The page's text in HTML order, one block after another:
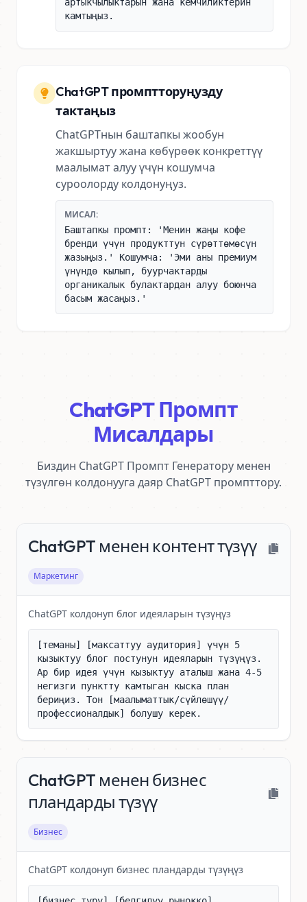
камтыңыз.
ChatGPT промптторуңузду
тактаңыз
ChatGPTнын баштапкы жообун
жакшыртуу жана көбүрөөк конкреттүү
маалымат алуу үчүн кошумча
суроолорду колдонуңуз.
МИСАЛ:
Баштапкы промпт: 'Менин жаңы кофе
бренди үчүн продукттун сүрөттөмөсүн
жазыңыз.' Кошумча: 'Эми аны премиум
үнүндө кылып, буурчактарды
органикалык булактардан алуу боюнча
басым жасаңыз.'
ChatGPT Промпт
Мисалдары
Биздин ChatGPT Промпт Генератору менен
түзүлгөн колдонууга даяр ChatGPT промпттору.
ChatGPT менен контент түзүү
Маркетинг
ChatGPT колдонуп блог идеяларын түзүңүз
[теманы] [максаттуу аудитория] үчүн 5
кызыктуу блог постунун идеяларын түзүңүз.
Ар бир идея үчүн кызыктуу аталыш жана 4-5
негизги пунктту камтыган кыска план
бериңиз. Тон [маалыматтык/сүйлөшүү/
профессионалдык] болушу керек.
ChatGPT менен бизнес
пландарды түзүү
Бизнес
ChatGPT колдонуп бизнес пландарды түзүңүз